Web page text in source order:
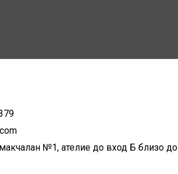
№1, ателие до вход Б близо до